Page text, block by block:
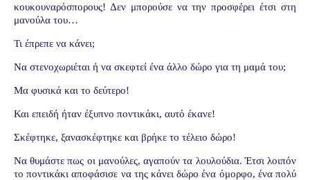
κουκουναρόσπορους! Δεν μπορούσε να την προσφέρει έτσι στη
μανούλα του…
Τι έπρεπε να κάνει;
Να στενοχωριέται ή να σκεφτεί ένα άλλο δώρο για τη μαμά του;
Μα φυσικά και το δεύτερο!
Και επειδή ήταν έξυπνο ποντικάκι, αυτό έκανε!
Σκέφτηκε, ξανασκέφτηκε και βρήκε το τέλειο δώρο!
Να θυμάστε πως οι μανούλες, αγαπούν τα λουλούδια. Έτσι λοιπόν
το ποντικάκι αποφάσισε να της κάνει δώρο ένα όμορφο, ένα πολύ